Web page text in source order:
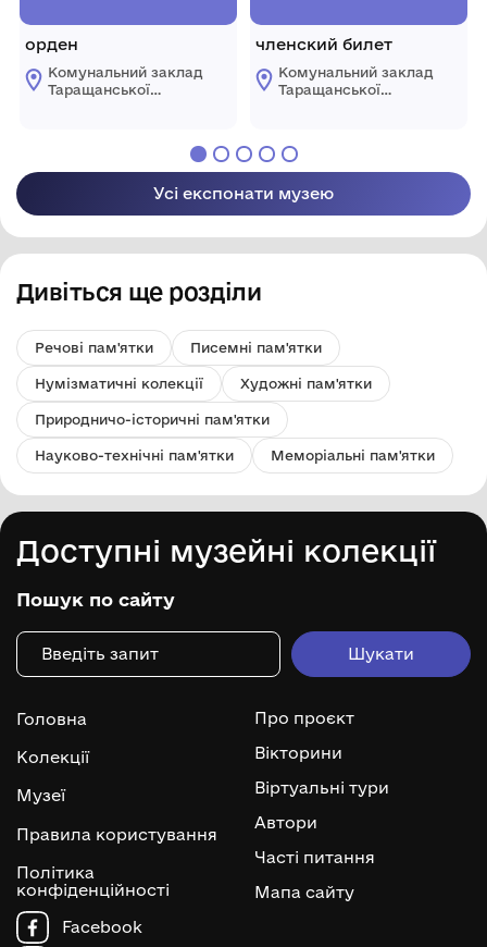
орден
Комунальний заклад
Таращанської
краєзнавчий музей"
членский билет
Комунальний заклад
Таращанської
краєзнавчий музей"
Усі експонати музею
Дивіться ще розділи
Речові пам'ятки Писемні пам'ятки
Нумізматичні колекції Художні пам'ятки
Природничо-історичні пам'ятки
Науково-технічні пам'ятки Меморіальні пам'ятки
Доступні музейні колекції
Пошук по сайту
Головна
Колекції
Музеї
Правила користування
Політика
конфіденційності
Про проєкт
Вікторини
Віртуальні тури
Автори
Часті питання
Мапа сайту
Facebook